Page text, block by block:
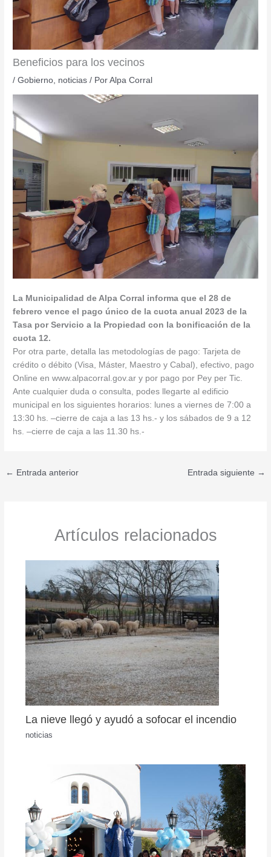
Beneficios para los vecinos
/Gobierno, noticias / PorAlpa Corral
La Municipalidad de Alpa Corral informa que el 28 de
febrero vence el pago único de la cuota anual 2023 de la
Tasa por Servicio a la Propiedad con la bonificación de la
cuota 12.
Por otra parte, detalla las metodologías de pago: Tarjeta de
crédito o débito (Visa, Máster, Maestro y Cabal), efectivo, pago
Online en www.alpacorral.gov.ar y por pago por Pey per Tic.
Ante cualquier duda o consulta, podes llegarte al edificio
municipal en los siguientes horarios: lunes a viernes de 7:00 a
13:30 hs. –cierre de caja a las 13 hs.- y los sábados de 9 a 12
hs. –cierre de caja a las 11.30 hs.-
← Entrada anterior Entrada siguiente →
Artículos relacionados
La nieve llegó y ayudó a sofocar el incendio
noticias